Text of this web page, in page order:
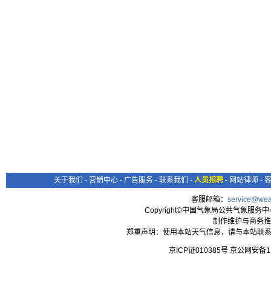
关于我们 - 营销中心 - 广告服务 - 联系我们 - 人员招聘 - 网站律师 -
客服邮箱：
Copyright©中国气象局公共气象服务
制作维护与商务
郑重声明：使用本站天气信息，请与本站联
京ICP证010385号 京公网安备